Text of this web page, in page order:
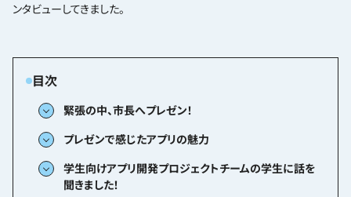
ンタビューしてきました。
緊張の中、市長へプレゼン！
プレゼンで感じたアプリの魅力
学生向けアプリ開発プロジェクトチームの学生に話を
聞きました！